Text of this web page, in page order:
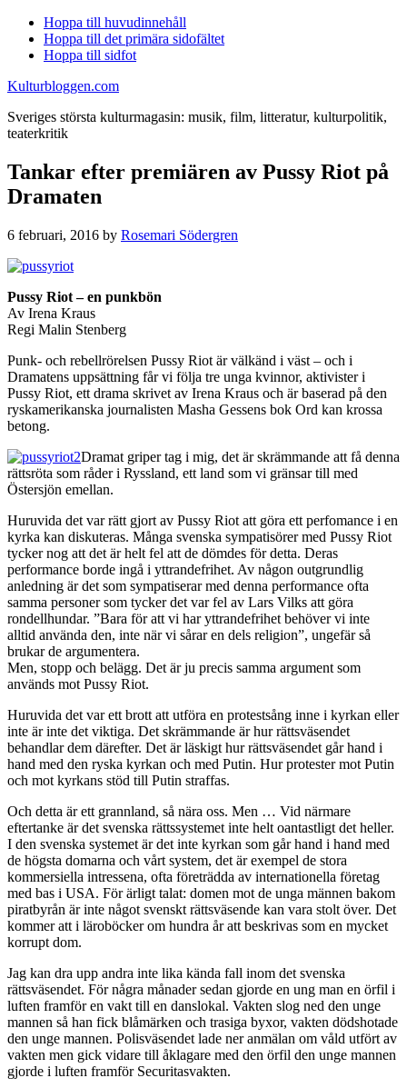
Hoppa till huvudinnehåll
Hoppa till det primära sidofältet
Hoppa till sidfot
Kulturbloggen.com
Sveriges största kulturmagasin: musik, film, litteratur, kulturpolitik,
teaterkritik
Tankar efter premiären av Pussy Riot på
Dramaten
6 februari, 2016 by Rosemari Södergren
Pussy Riot – en punkbön
Av Irena Kraus
Regi Malin Stenberg
Punk- och rebellrörelsen Pussy Riot är välkänd i väst – och i
Dramatens uppsättning får vi följa tre unga kvinnor, aktivister i
Pussy Riot, ett drama skrivet av Irena Kraus och är baserad på den
ryskamerikanska journalisten Masha Gessens bok Ord kan krossa
betong.
Dramat griper tag i mig, det är skrämmande att få denna
rättsröta som råder i Ryssland, ett land som vi gränsar till med
Östersjön emellan.
Huruvida det var rätt gjort av Pussy Riot att göra ett perfomance i en
kyrka kan diskuteras. Många svenska sympatisörer med Pussy Riot
tycker nog att det är helt fel att de dömdes för detta. Deras
performance borde ingå i yttrandefrihet. Av någon outgrundlig
anledning är det som sympatiserar med denna performance ofta
samma personer som tycker det var fel av Lars Vilks att göra
rondellhundar. ”Bara för att vi har yttrandefrihet behöver vi inte
alltid använda den, inte när vi sårar en dels religion”, ungefär så
brukar de argumentera.
Men, stopp och belägg. Det är ju precis samma argument som
används mot Pussy Riot.
Huruvida det var ett brott att utföra en protestsång inne i kyrkan eller
inte är inte det viktiga. Det skrämmande är hur rättsväsendet
behandlar dem därefter. Det är läskigt hur rättsväsendet går hand i
hand med den ryska kyrkan och med Putin. Hur protester mot Putin
och mot kyrkans stöd till Putin straffas.
Och detta är ett grannland, så nära oss. Men … Vid närmare
eftertanke är det svenska rättssystemet inte helt oantastligt det heller.
I den svenska systemet är det inte kyrkan som går hand i hand med
de högsta domarna och vårt system, det är exempel de stora
kommersiella intressena, ofta företrädda av internationella företag
med bas i USA. För ärligt talat: domen mot de unga männen bakom
piratbyrån är inte något svenskt rättsväsende kan vara stolt över. Det
kommer att i läroböcker om hundra år att beskrivas som en mycket
korrupt dom.
Jag kan dra upp andra inte lika kända fall inom det svenska
rättsväsendet. För några månader sedan gjorde en ung man en örfil i
luften framför en vakt till en danslokal. Vakten slog ned den unge
mannen så han fick blåmärken och trasiga byxor, vakten dödshotade
den unge mannen. Polisväsendet lade ner anmälan om våld utfört av
vakten men gick vidare till åklagare med den örfil den unge mannen
gjorde i luften framför Securitasvakten.